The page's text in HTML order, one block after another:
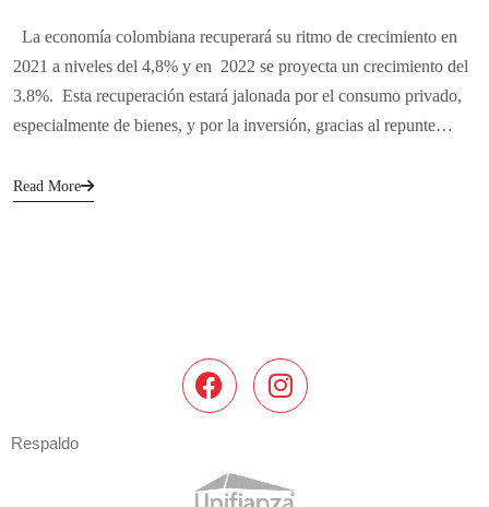
La economía colombiana recuperará su ritmo de crecimiento en
2021 a niveles del 4,8% y en 2022 se proyecta un crecimiento del
3.8%. Esta recuperación estará jalonada por el consumo privado,
especialmente de bienes, y por la inversión, gracias al repunte…
Read More
Respaldo